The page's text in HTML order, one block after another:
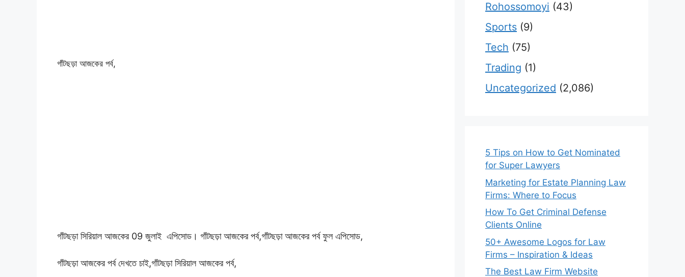
গাঁটছড়া আজকের পর্ব,
গাঁটছড়া সিরিয়াল আজকের 09 জুলাই এপিসোড। গাঁটছড়া আজকের পর্ব,গাঁটছড়া আজকের পর্ব ফুল এপিসোড,
গাঁটছড়া আজকের পর্ব দেখতে চাই,গাঁটছড়া সিরিয়াল আজকের পর্ব,
Rohossomoyi (43)
Sports (9)
Tech (75)
Trading (1)
Uncategorized (2,086)
5 Tips on How to Get Nominated
for Super Lawyers
Marketing for Estate Planning Law
Firms: Where to Focus
How To Get Criminal Defense
Clients Online
50+ Awesome Logos for Law
Firms – Inspiration & Ideas
The Best Law Firm Website